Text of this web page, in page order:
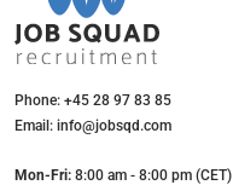
Phone: +45 28 97 83 85
Email: info@jobsqd.com
Mon-Fri: 8:00 am - 8:00 pm (CET)